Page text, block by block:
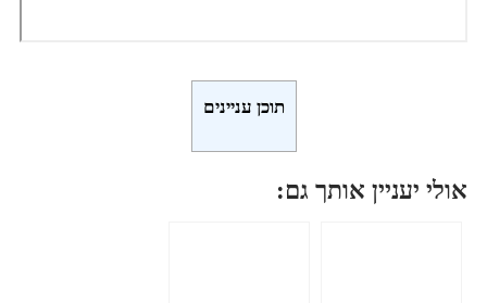
תוכן עניינים
אולי יעניין אותך גם: